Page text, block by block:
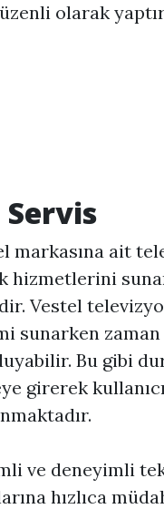
olarak
markasına ait
hizmetlerini
Vestel
sunarken zaman
Bu gibi
girerek
ve deneyimli
hızlıca